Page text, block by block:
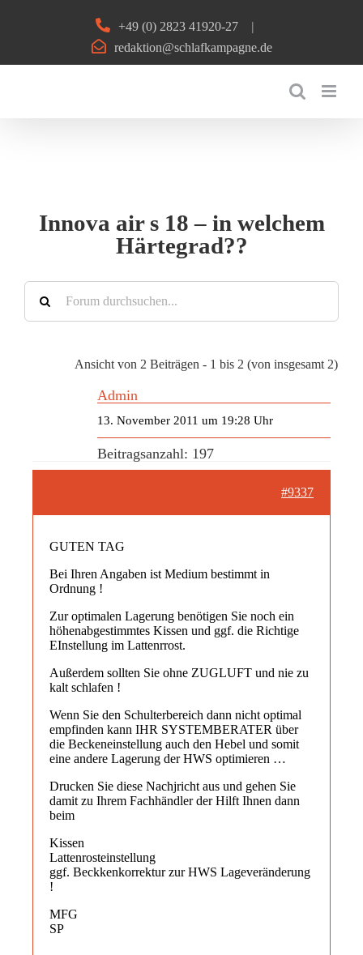
+49 (0) 2823 41920-27
|
redaktion@schlafkampagne.de
Innova air s 18 – in welchem
Härtegrad??
Ansicht von 2 Beiträgen - 1 bis 2 (von insgesamt 2)
Admin
13. November 2011 um 19:28 Uhr
Beitragsanzahl: 197
#9337
GUTEN TAG
Bei Ihren Angaben ist Medium bestimmt in
Ordnung !
Zur optimalen Lagerung benötigen Sie noch ein
höhenabgestimmtes Kissen und ggf. die Richtige
EInstellung im Lattenrrost.
Außerdem sollten Sie ohne ZUGLUFT und nie zu
kalt schlafen !
Wenn Sie den Schulterbereich dann nicht optimal
empfinden kann IHR SYSTEMBERATER über
die Beckeneinstellung auch den Hebel und somit
eine andere Lagerung der HWS optimieren …
Drucken Sie diese Nachjricht aus und gehen Sie
damit zu Ihrem Fachhändler der Hilft Ihnen dann
beim
Kissen
Lattenrosteinstellung
ggf. Beckkenkorrektur zur HWS Lageveränderung
!
MFG
SP